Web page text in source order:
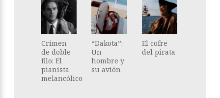
Crimen
de doble
filo: El
pianista
melancólico
“Dakota”:
Un
hombre y
su avión
El cofre
del pirata